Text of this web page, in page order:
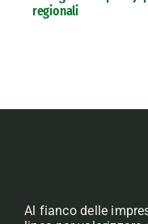
regionali
Al fianco delle